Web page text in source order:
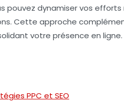
pouvez dynamiser vos
Cette approche
votre présence en ligne.
PPC et SEO